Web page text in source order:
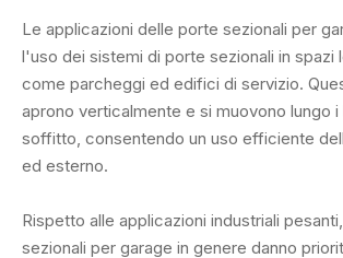
Le applicazioni delle porte sezionali per
l'uso dei sistemi di porte sezionali in spazi
come parcheggi ed edifici di servizio.
aprono verticalmente e si muovono lungo i
soffitto, consentendo un uso efficiente
ed esterno.
Rispetto alle applicazioni industriali
sezionali per garage in genere danno